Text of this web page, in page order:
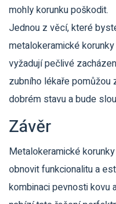
mohly korunku poškodit.
Jednou z věcí, které
metalokeramické
vyžadují pečlivé
zubního lékaře pomůžou
dobrém stavu a bude
Závěr
Metalokeramické
obnovit funkcionalitu a
kombinaci pevnosti kovu